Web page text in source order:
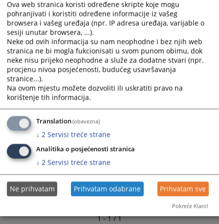
1 - 1 / 1
Ova web stranica koristi određene skripte koje mogu
pohranjivati i koristiti određene informacije iz vašeg
browsera i vašeg uređaja (npr. IP adresa uređaja, varijable o
sesiji unutar browsera, ...).
Neke od ovih informacija su nam neophodne i bez njih web
stranica ne bi mogla fukcionisati u svom punom obimu, dok
neke nisu prijeko neophodne a služe za dodatne stvari (npr.
procjenu nivoa posjećenosti, budućeg usavršavanja
stranice...).
Na ovom mjestu možete dozvoliti ili uskratiti pravo na
korištenje tih informacija.
Translation(obavezna)
↓ 2 Servisi treće strane
Analitika o posjećenosti stranica
↓ 2 Servisi treće strane
Ne prihvatam Prihvatam odabrane Prihvatam sve
Pokreće Klaro!